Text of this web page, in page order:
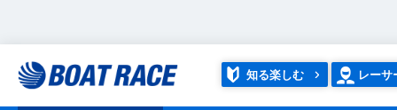
知る楽しむ レーサ